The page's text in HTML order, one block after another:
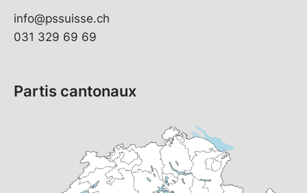
info@pssuisse.ch
031 329 69 69
Partis cantonaux